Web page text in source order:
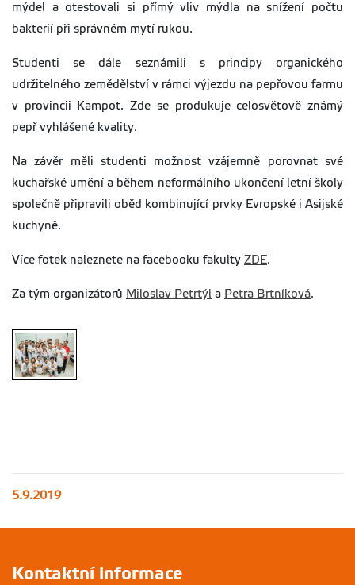
mýdel a otestovali si přímý vliv mýdla na snížení počtu
bakterií při správném mytí rukou.
Studenti se dále seznámili s principy organického
udržitelného zemědělství v rámci výjezdu na pepřovou farmu
v provincii Kampot. Zde se produkuje celosvětově známý
pepř vyhlášené kvality.
Na závěr měli studenti možnost vzájemně porovnat své
kuchařské umění a během neformálního ukončení letní školy
společně připravili oběd kombinující prvky Evropské i Asijské
kuchyně.
Více fotek naleznete na facebooku fakulty ZDE.
Za tým organizátorů Miloslav Petrtýl a Petra Brtníková.
5.9.2019
Kontaktní informace